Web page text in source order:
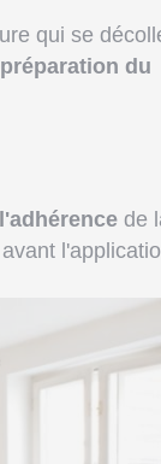
qui se
du
de
avant